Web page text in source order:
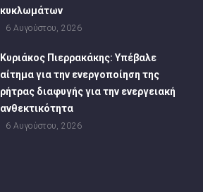
κυκλωμάτων
6 Αυγούστου, 2026
Κυριάκος Πιερρακάκης: Υπέβαλε
αίτημα για την ενεργοποίηση της
ρήτρας διαφυγής για την ενεργειακή
ανθεκτικότητα
6 Αυγούστου, 2026